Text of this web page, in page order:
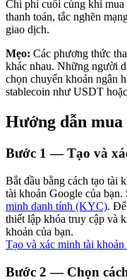
Đầu tư cố định và
Tận hưởng việc
Staking 101
Chi phí cuối cùng khi
thanh toán, tắc nghẽn
giao dịch.
Mẹo: Các phương thức
khác nhau. Những người
chọn chuyển khoản ngân
stablecoin như USDT
Hướng dẫn
Bước 1 —Tạo và
Bắt đầu bằng cách tạo tài
tài khoản Google của
minh danh tính (KYC). Để
thiết lập khóa truy cập và
khoản của bạn.
Tạo và xác minh tài khoản
Bước 2 — Chọn